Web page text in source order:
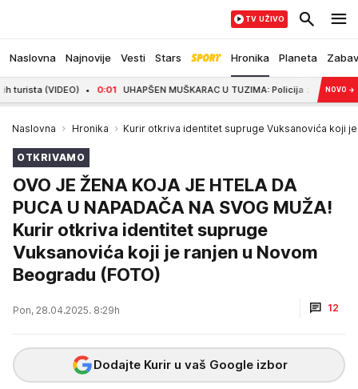
Naslovna Najnovije Vesti Stars Hronika Planeta
TV UŽIVO
(VIDEO) 0:01 UHAPŠEN MUŠKARAC U TUZIMA: Policija zaplenila 38NOVO →
Naslovna Hronika Kurir otkriva identitet supruge Vuksanovića koji
OTKRIVAMO
OVO JE ŽENA KOJA JE HTELA DA
PUCA U NAPADAČA NA SVOG MUŽA!
Kurir otkriva identitet supruge
Vuksanovića koji je ranjen u Novom
Beogradu (FOTO)
Pon, 28.04.2025. 8:29h 12
Dodajte Kurir u vaš Google izbor